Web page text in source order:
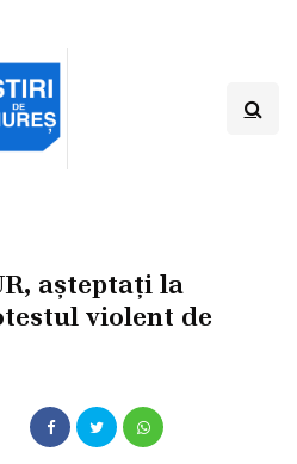
așteptați la
violent de